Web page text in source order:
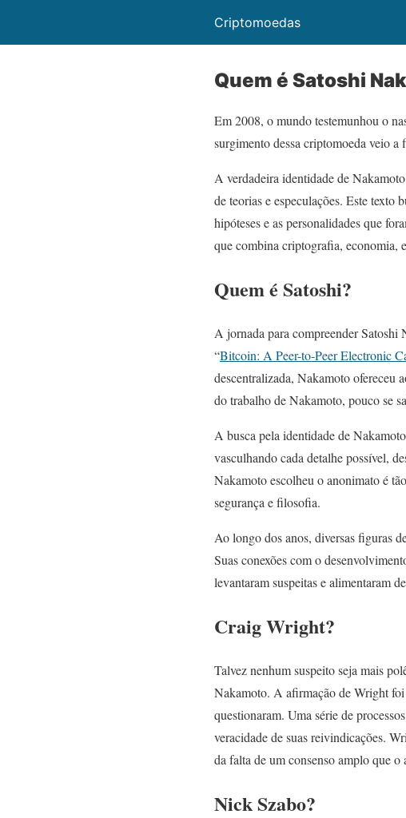
Criptomoedas
Quem é Satoshi
Em 2008, o mundo testemunhou o
surgimento dessa criptomoeda veio
A verdadeira identidade de
de teorias e especulações. Este texto
hipóteses e as personalidades que
que combina criptografia, economia,
Quem é Satoshi?
A jornada para compreender Satoshi
“Bitcoin: A Peer-to-Peer Electronic
descentralizada, Nakamoto ofereceu
do trabalho de Nakamoto, pouco se
A busca pela identidade de
vasculhando cada detalhe possível,
Nakamoto escolheu o anonimato é
segurança e filosofia.
Ao longo dos anos, diversas figuras
Suas conexões com o
levantaram suspeitas e alimentaram
Craig Wright?
Talvez nenhum suspeito seja mais
Nakamoto. A afirmação de Wright foi
questionaram. Uma série de
veracidade de suas reivindicações.
da falta de um consenso amplo que o
Nick Szabo?